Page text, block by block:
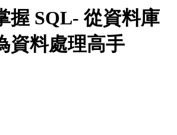
握 SQL- 從資料庫
資料處理高手